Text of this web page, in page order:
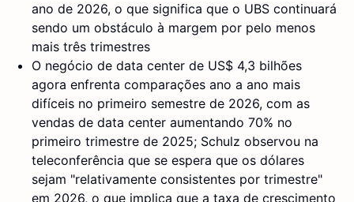
ano de 2026, o que significa que o UBS continuará
sendo um obstáculo à margem por pelo menos
mais três trimestres
O negócio de data center de US$ 4,3 bilhões
agora enfrenta comparações ano a ano mais
difíceis no primeiro semestre de 2026, com as
vendas de data center aumentando 70% no
primeiro trimestre de 2025; Schulz observou na
teleconferência que se espera que os dólares
sejam "relativamente consistentes por trimestre"
em 2026, o que implica que a taxa de crescimento